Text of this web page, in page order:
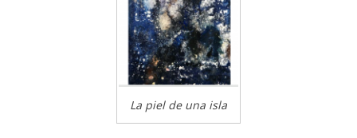
La piel de una isla